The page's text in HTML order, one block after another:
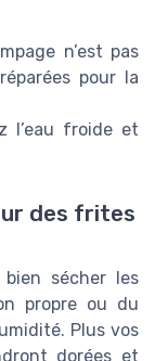
n’est pas
pour la
l’eau froide et
des frites
sécher les
propre ou du
Plus vos
dorées et